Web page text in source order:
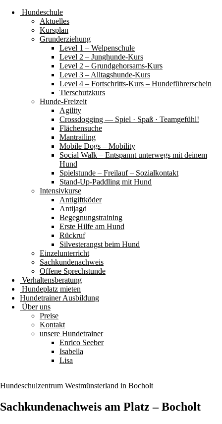
Hundeschule
Aktuelles
Kursplan
Grunderziehung
Level 1 – Welpenschule
Level 2 – Junghunde-Kurs
Level 2 – Grundgehorsams-Kurs
Level 3 – Alltagshunde-Kurs
Level 4 – Fortschritts-Kurs – Hundeführerschein
Tierschutzkurs
Hunde-Freizeit
Agility
Crossdogging — Spiel · Spaß · Teamgefühl!
Flächensuche
Mantrailing
Mobile Dogs – Mobility
Social Walk – Entspannt unterwegs mit deinem
Hund
Spielstunde – Freilauf – Sozialkontakt
Stand-Up-Paddling mit Hund
Intensivkurse
Antigiftköder
Antijagd
Begegnungstraining
Erste Hilfe am Hund
Rückruf
Silvesterangst beim Hund
Einzelunterricht
Sachkundenachweis
Offene Sprechstunde
Verhaltensberatung
Hundeplatz mieten
Hundetrainer Ausbildung
Über uns
Preise
Kontakt
unsere Hundetrainer
Enrico Seeber
Isabella
Lisa
Hundeschulzentrum Westmünsterland in Bocholt
Sachkundenachweis am Platz – Bocholt